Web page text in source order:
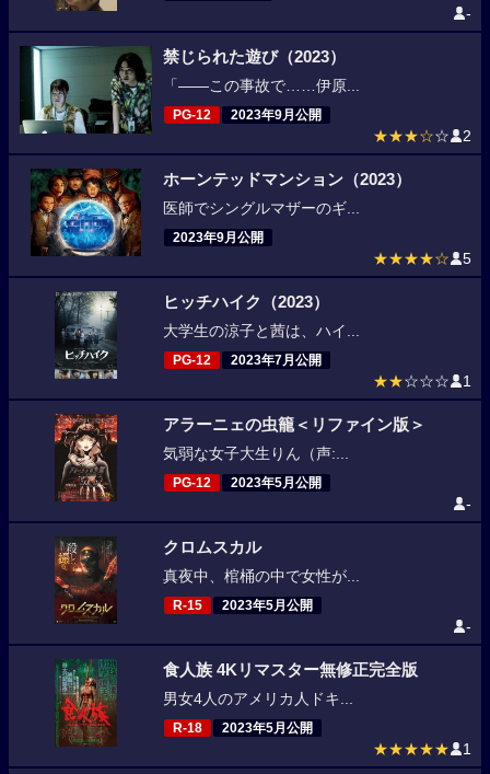
-
禁じられた遊び（2023）
「――この事故で……伊原...
PG-12 2023年9月公開
★★★☆☆ 2
ホーンテッドマンション（2023）
医師でシングルマザーのギ...
2023年9月公開
★★★★☆ 5
ヒッチハイク（2023）
大学生の涼子と茜は、ハイ...
PG-12 2023年7月公開
★★☆☆☆ 1
アラーニェの虫籠＜リファイン版＞
気弱な女子大生りん（声:...
PG-12 2023年5月公開
-
クロムスカル
真夜中、棺桶の中で女性が...
R-15 2023年5月公開
-
食人族 4Kリマスター無修正完全版
男女4人のアメリカ人ドキ...
R-18 2023年5月公開
★★★★★ 1